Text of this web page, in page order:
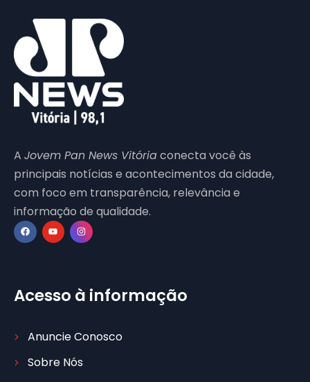
A Jovem Pan News Vitóriaconecta você às
principais notícias e acontecimentos da cidade,
com foco em transparência, relevância e
informação de qualidade.
Acesso à informação
Anuncie Conosco
Sobre Nós